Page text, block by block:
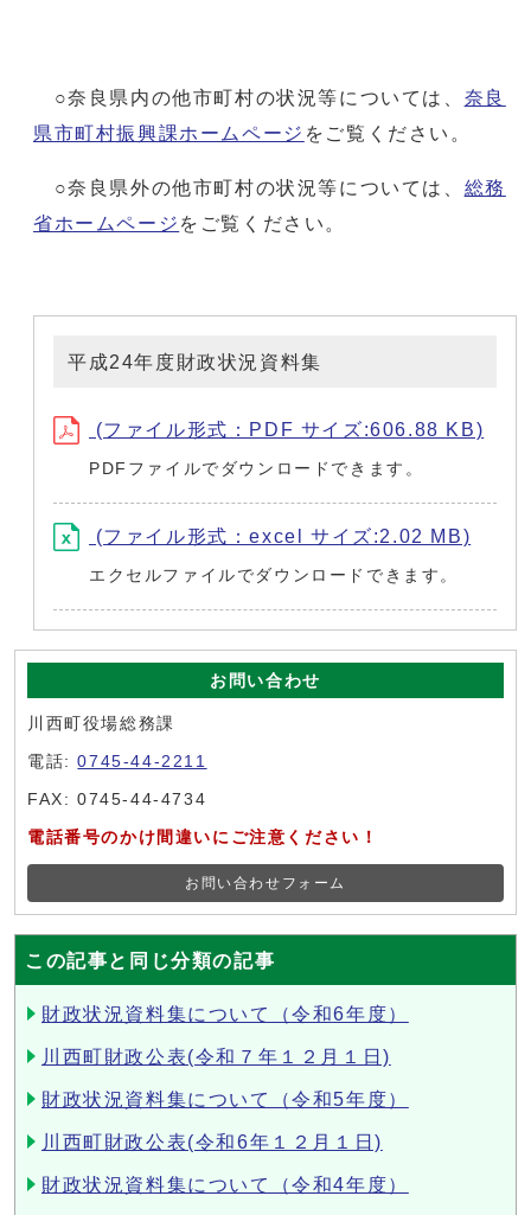
○奈良県内の他市町村の状況等については、 奈良
県市町村振興課ホームページ をご覧ください。
○奈良県外の他市町村の状況等については、 総務
省ホームページ をご覧ください。
平成24年度財政状況資料集
(ファイル形式：PDF サイズ:606.88 KB)
PDFファイルでダウンロードできます。
(ファイル形式：excel サイズ:2.02 MB)
エクセルファイルでダウンロードできます。
お問い合わせ
川西町役場総務課
電話:0745-44-2211
FAX: 0745-44-4734
電話番号のかけ間違いにご注意ください！
お問い合わせフォーム
この記事と同じ分類の記事
財政状況資料集について（令和6年度）
川西町財政公表(令和７年１２月１日)
財政状況資料集について（令和5年度）
川西町財政公表(令和6年１２月１日)
財政状況資料集について（令和4年度）